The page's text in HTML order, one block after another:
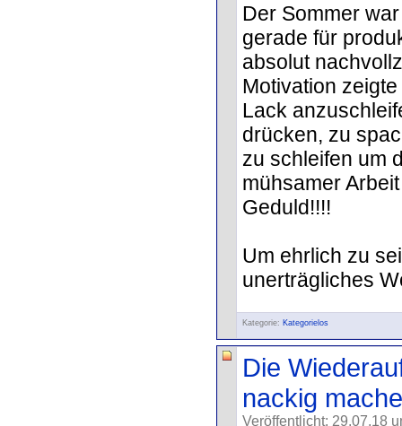
Der Sommer
gerade für
absolut
Motivation
Lack
drücken, zu
zu schleifen um
mühsamer
Geduld!!!!
Um ehrlich zu
unerträgliches
Kategorie: Kategorielos
Die
nackig
Veröffentlicht: 29.07.18